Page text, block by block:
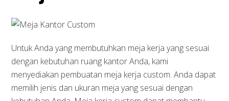
Untuk Anda yang membutuhkan meja kerja yang sesuai
dengan kebutuhan ruang kantor Anda, kami
menyediakan pembuatan meja kerja custom. Anda dapat
memilih jenis dan ukuran meja yang sesuai dengan